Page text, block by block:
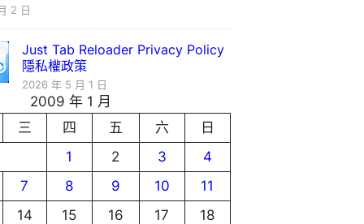
2 日
Just Tab Reloader Privacy Policy
隱私權政策
2026 年 5 月 1 日
2009 年 1 月
三
四 五 六
日
1
2 3
4
7
8 9 10
11
14
15 16 17
18